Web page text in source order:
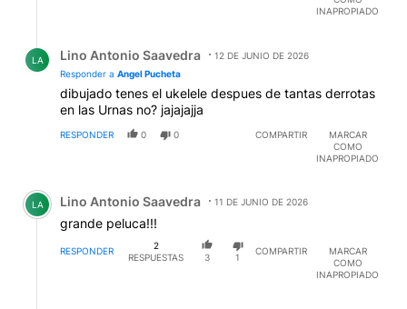
INAPROPIADO
LA Lino Antonio Saavedra
12 DE JUNIO DE 2026
Responder a Angel Pucheta
dibujado tenes el ukelele despues de tantas derrotas
en las Urnas no? jajajajja
RESPONDER 0 0 COMPARTIR
MARCAR
COMO
INAPROPIADO
Comentario de Lino Antonio Saavedra.
LA Lino Antonio Saavedra 11 DE JUNIO DE 2026
grande peluca!!!
RESPONDER
2
RESPUESTAS
3 1
COMPARTIR
MARCAR
COMO
INAPROPIADO